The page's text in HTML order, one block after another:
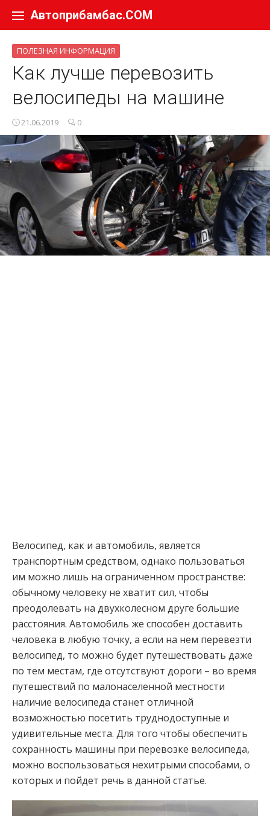
Автоприбамбас.COM
ПОЛЕЗНАЯ ИНФОРМАЦИЯ
Как лучше перевозить
велосипеды на машине
21.06.2019 0
Велосипед, как и автомобиль, является
транспортным средством, однако пользоваться
им можно лишь на ограниченном пространстве:
обычному человеку не хватит сил, чтобы
преодолевать на двухколесном друге большие
расстояния. Автомобиль же способен доставить
человека в любую точку, а если на нем перевезти
велосипед, то можно будет путешествовать даже
по тем местам, где отсутствуют дороги – во время
путешествий по малонаселенной местности
наличие велосипеда станет отличной
возможностью посетить труднодоступные и
удивительные места. Для того чтобы обеспечить
сохранность машины при перевозке велосипеда,
можно воспользоваться нехитрыми способами, о
которых и пойдет речь в данной статье.